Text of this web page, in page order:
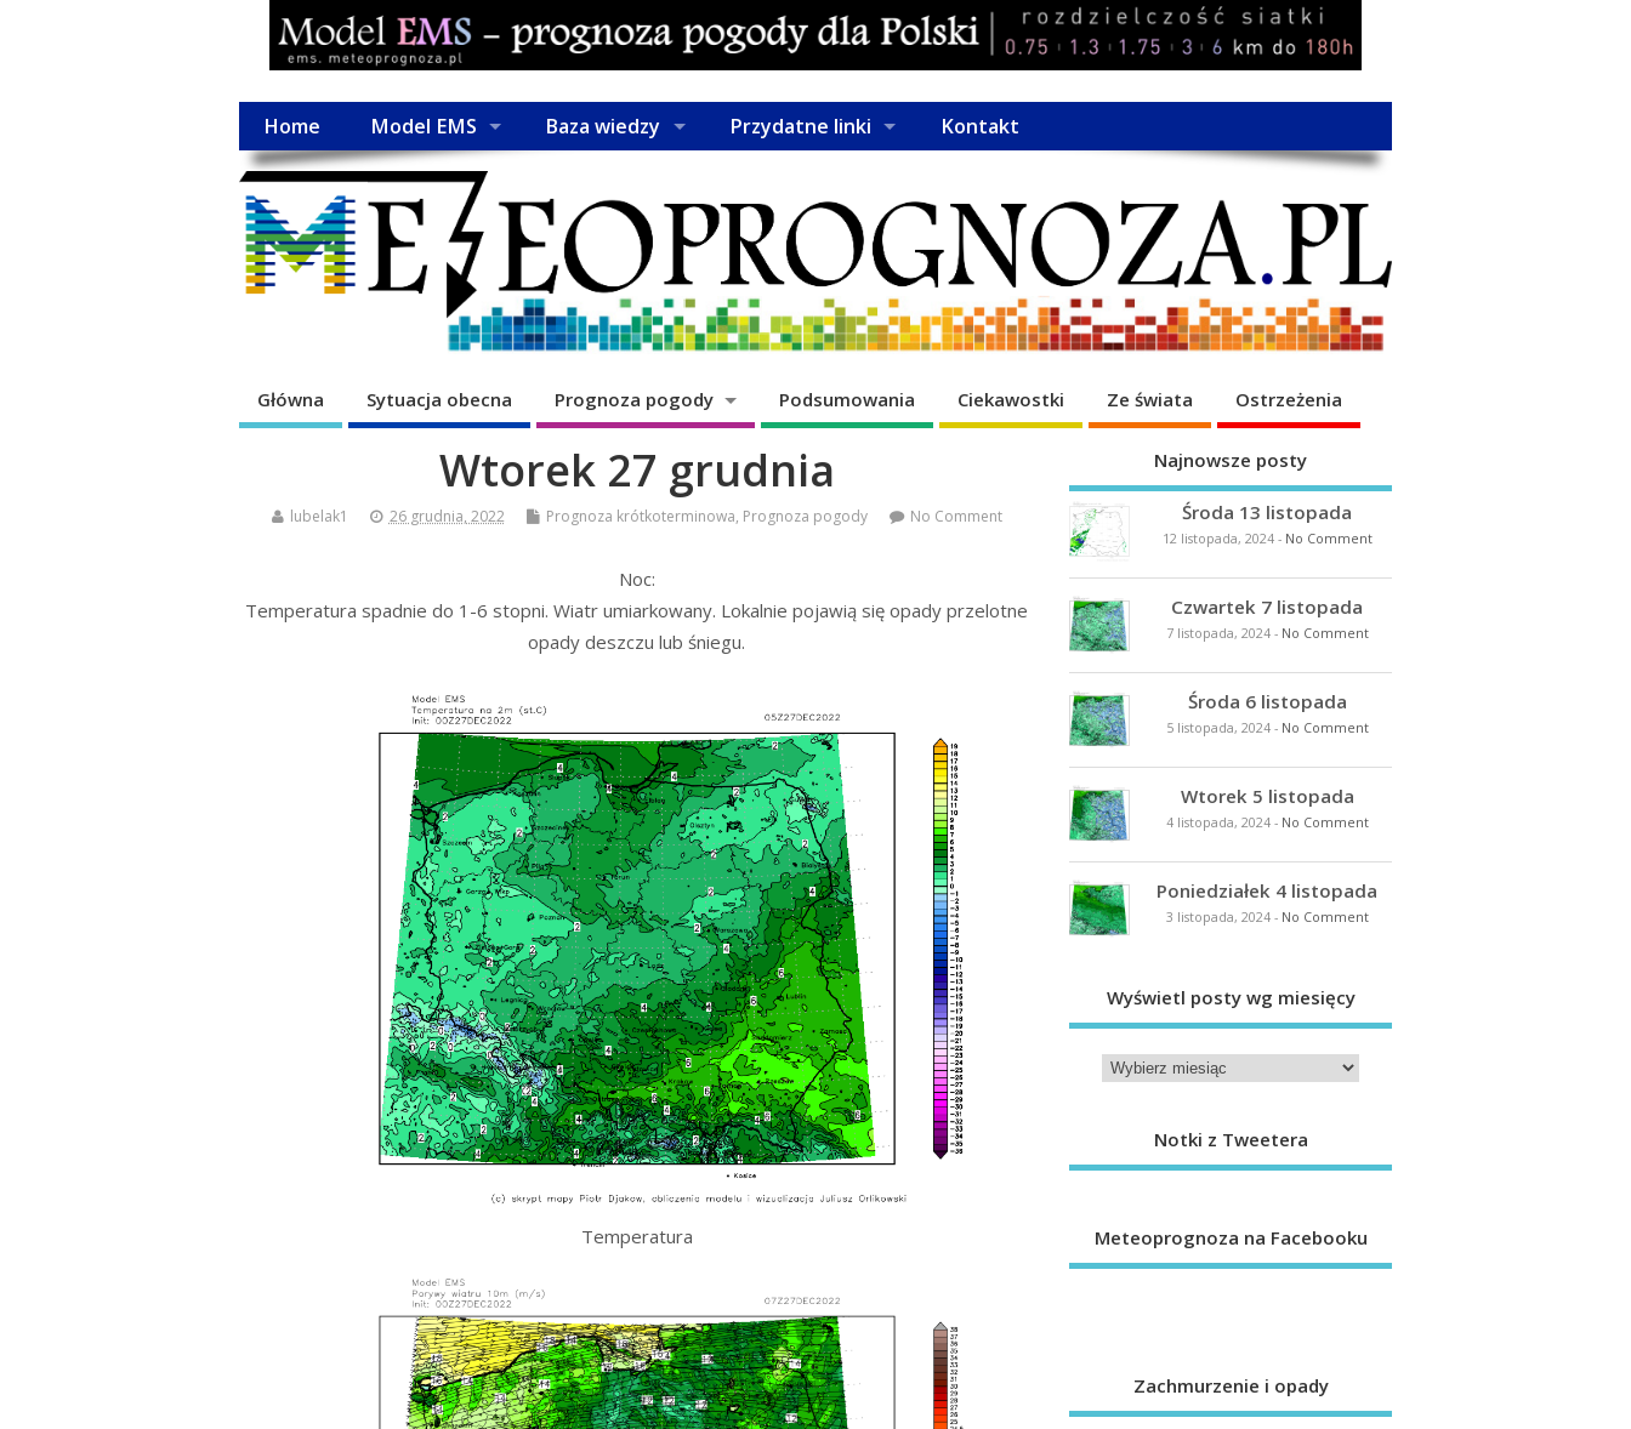
Home Model EMS Baza wiedzy Przydatne linki Kontakt
Główna Sytuacja obecna Prognoza pogody Podsumowania Ciekawostki Ze świata Ostrzeżenia
Wtorek 27 grudnia
lubelak1 26 grudnia, 2022 Prognoza krótkoterminowa, Prognoza pogody No Comment
Noc:
Temperatura spadnie do 1-6 stopni. Wiatr umiarkowany. Lokalnie pojawią się opady przelotne
opady deszczu lub śniegu.
Temperatura
Najnowsze posty
Środa 13 listopada
12 listopada, 2024- No Comment
Czwartek 7 listopada
7 listopada, 2024- No Comment
Środa 6 listopada
5 listopada, 2024- No Comment
Wtorek 5 listopada
4 listopada, 2024- No Comment
Poniedziałek 4 listopada
3 listopada, 2024- No Comment
Wyświetl posty wg miesięcy
Notki z Tweetera
Meteoprognoza na Facebooku
Zachmurzenie i opady